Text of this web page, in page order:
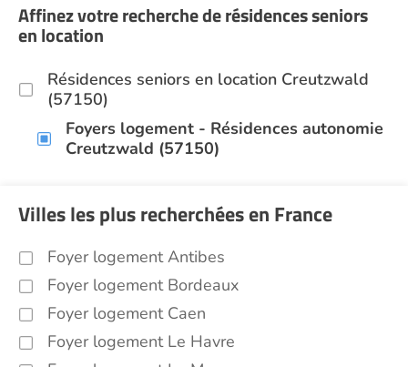
Affinez votre recherche de résidences seniors
en location
Résidences seniors en location Creutzwald
(57150)
Foyers logement - Résidences autonomie
Creutzwald (57150)
Villes les plus recherchées en France
Foyer logement Antibes
Foyer logement Bordeaux
Foyer logement Caen
Foyer logement Le Havre